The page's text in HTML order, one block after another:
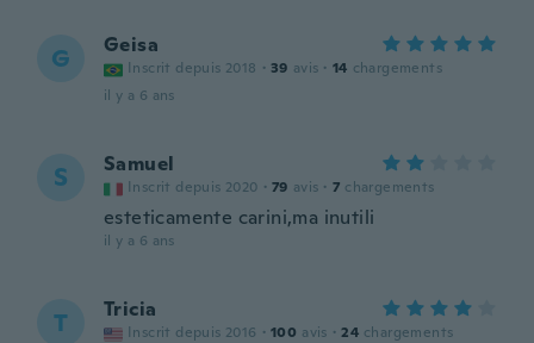
G Geisa
Inscrit depuis 2018 · 39 avis · 14 chargements
il y a 6 ans
S Samuel
Inscrit depuis 2020 · 79 avis · 7 chargements
esteticamente carini,ma inutili
il y a 6 ans
T Tricia
Inscrit depuis 2016 · 100 avis · 24 chargements